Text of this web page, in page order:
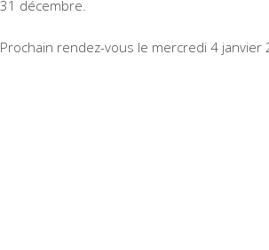
31 décembre.
Prochain rendez-vous le mercredi 4